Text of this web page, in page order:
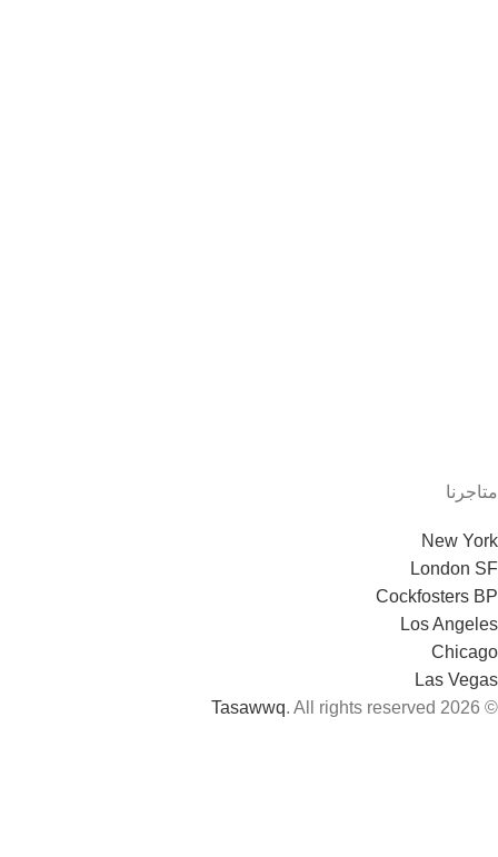
متاجرنا
New York
London SF
Cockfosters BP
Los Angeles
Chicago
Las Vegas
© 2026
Tasawwq. All rights reserved